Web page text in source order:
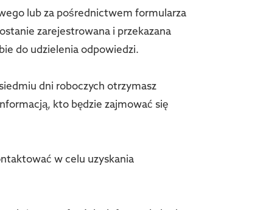
lub za pośrednictwem formularza
zarejestrowana i przekazana
do udzielenia odpowiedzi.
dni roboczych otrzymasz
kto będzie zajmować się
w celu uzyskania